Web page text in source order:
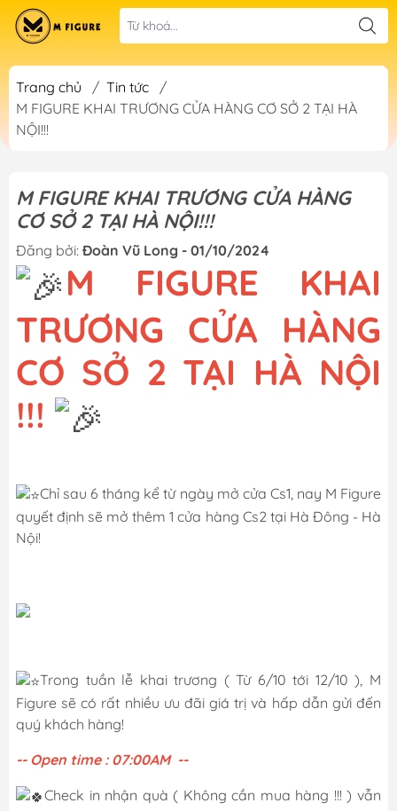
Trang chủ / Tin tức
/
M FIGURE KHAI TRƯƠNG CỬA HÀNG CƠ SỞ 2 TẠI HÀ
NỘI!!!
M FIGURE KHAI TRƯƠNG CỬA HÀNG
CƠ SỞ 2 TẠI HÀ NỘI!!!
Đăng bởi: Đoàn Vũ Long - 01/10/2024
M FIGURE KHAI
TRƯƠNG CỬA HÀNG
CƠ SỞ 2 TẠI HÀ NỘI
!!!
Chỉ sau 6 tháng kể từ ngày mở cửa Cs1, nay M Figure
quyết định sẽ mở thêm 1 cửa hàng Cs2 tại Hà Đông - Hà
Nội!
Trong tuần lễ khai trương ( Từ 6/10 tới 12/10 ), M
Figure sẽ có rất nhiều ưu đãi giá trị và hấp dẫn gửi đến
quý khách hàng!
-- Open time : 07:00AM --
Check in nhận quà ( Không cần mua hàng !!! ) vẫn